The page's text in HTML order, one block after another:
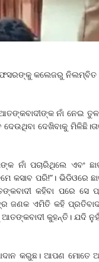
କଲେଜରୁ ନିଲମ୍ବିତ
ନାଁ ନେଇ
ଦେଖିବାକୁ
ନାଁ ପଚାରିଥିଲେ ଏବଂ
କସାବ ପରି!”। ଭିଡିଓରେ
କହିବା ପରେ ସେ
ଜଣକ ଏମିତି କହି
କୁହନ୍ତି। ଯଦି ନୁହଁ
କରୁଛ। ଆପଣ ମୋତେ